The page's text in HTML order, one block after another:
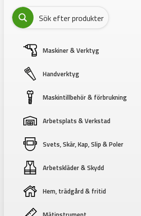
Maskiner & Verktyg
Handverktyg
Maskintillbehör & förbrukning
Arbetsplats & Verkstad
Svets, Skär, Kap, Slip & Poler
Arbetskläder & Skydd
Hem, trädgård & fritid